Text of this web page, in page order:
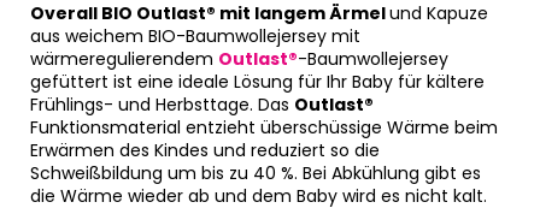
Overall BIO Outlast® mit langem Ärmelund Kapuze
aus weichem BIO-Baumwollejersey mit
wärmeregulierendem Outlast®-Baumwollejersey
gefüttert ist eine ideale Lösung für Ihr Baby für kältere
Frühlings- und Herbsttage. Das Outlast®
Funktionsmaterial entzieht überschüssige Wärme beim
Erwärmen des Kindes und reduziert so die
Schweißbildung um bis zu 40 %. Bei Abkühlung gibt es
die Wärme wieder ab und dem Baby wird es nicht kalt.